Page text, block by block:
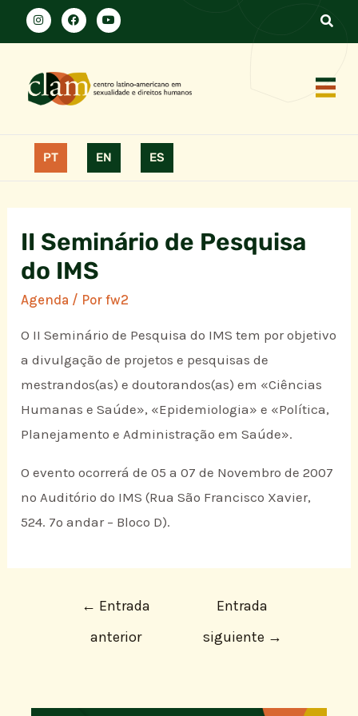
PT EN ES
II Seminário de Pesquisa
do IMS
Agenda / Porfw2
O II Seminário de Pesquisa do IMS tem por objetivo
a divulgação de projetos e pesquisas de
mestrandos(as) e doutorandos(as) em «Ciências
Humanas e Saúde», «Epidemiologia» e «Política,
Planejamento e Administração em Saúde».
O evento ocorrerá de 05 a 07 de Novembro de 2007
no Auditório do IMS (Rua São Francisco Xavier,
524. 7º andar – Bloco D).
← Entrada
anterior
Entrada
siguiente →